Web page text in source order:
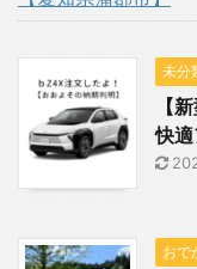
未分
【
快適
おで